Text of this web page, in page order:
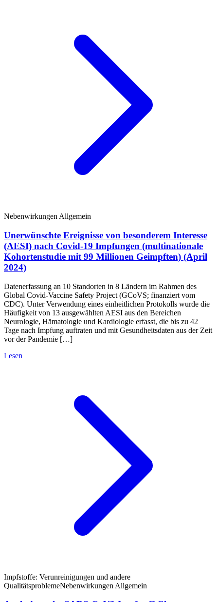
Nebenwirkungen Allgemein
Unerwünschte Ereignisse von besonderem Interesse
(AESI) nach Covid-19 Impfungen (multinationale
Kohortenstudie mit 99 Millionen Geimpften) (April
2024)
Datenerfassung an 10 Standorten in 8 Ländern im Rahmen des
Global Covid-Vaccine Safety Project (GCoVS; finanziert vom
CDC). Unter Verwendung eines einheitlichen Protokolls wurde die
Häufigkeit von 13 ausgewählten AESI aus den Bereichen
Neurologie, Hämatologie und Kardiologie erfasst, die bis zu 42
Tage nach Impfung auftraten und mit Gesundheitsdaten aus der Zeit
vor der Pandemie […]
Lesen
Impfstoffe: Verunreinigungen und andere
QualitätsproblemeNebenwirkungen Allgemein